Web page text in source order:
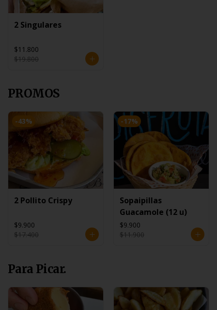
2 Singulares
$11.800
$19.800
PROMOS
-43%
2 Pollito Crispy
$9.900
$17.400
-17%
Sopaipillas
Guacamole (12 u)
$9.900
$11.900
Para Picar.